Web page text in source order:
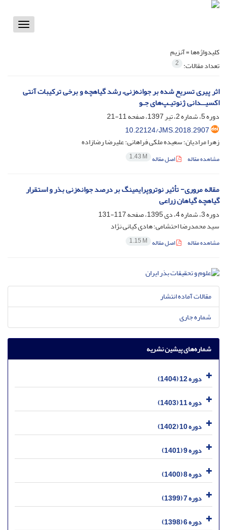
Toggle
کلیدواژه‌ها =آنزیم
تعداد مقالات: 2
اثر پیری تسریع شده بر جوانه‌زنی، رشد گیاهچه و برخی ترکیبات آنتی
اکسیــدانی ژنوتیـپ‌های جـو
دوره 5، شماره 2، تیر 1397، صفحه
11-21
10.22124/JMS.2018.2907
زهرا مرادیان؛ سعیده ملکی فراهانی؛ علیرضا رضازاده
مشاهده مقاله اصل مقاله 1.43 M
مقاله مروری- تأثیر نوتروپرایمینگ بر درصد جوانه‌زنی بذر و استقرار
گیاهچه گیاهان زراعی
دوره 3، شماره 4، دی 1395، صفحه
117-131
سید محمدرضا احتشامی؛ هادی کیانی نژاد
مشاهده مقاله اصل مقاله 1.15 M
مقالات آماده انتشار
شماره جاری
شماره‌های پیشین نشریه
دوره 12 (1404)
دوره 11 (1403)
دوره 10 (1402)
دوره 9 (1401)
دوره 8 (1400)
دوره 7 (1399)
دوره 6 (1398)